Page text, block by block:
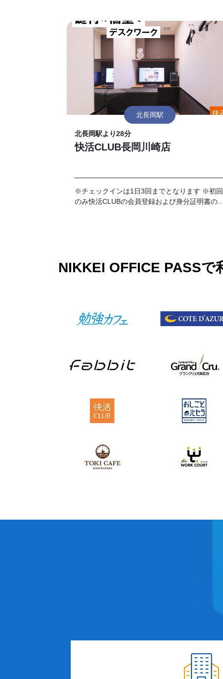
北長岡駅
北長岡駅より28分
快活CLUB長岡川崎店
※チェックインは1日3回までとなります ※初回
のみ快活CLUBの会員登録および身分証明書の提
NIKKEI OFFICE PASSで